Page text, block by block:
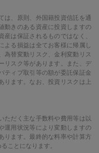
は、原則、外国籍投資信託を通
動きのある資産に投資しますの
は保証されるものではなく、
よる損益は全てお客様に帰属し
為替変動リスク、金利変動リス
リスク等があります。また、デ
ティブ取引等の額が委託保証金
ります。なお、投資リスクは上
ただく主な手数料や費用等は以
運用状況等により変動しますの
ります。最終的な料率や計算方
ことになります。